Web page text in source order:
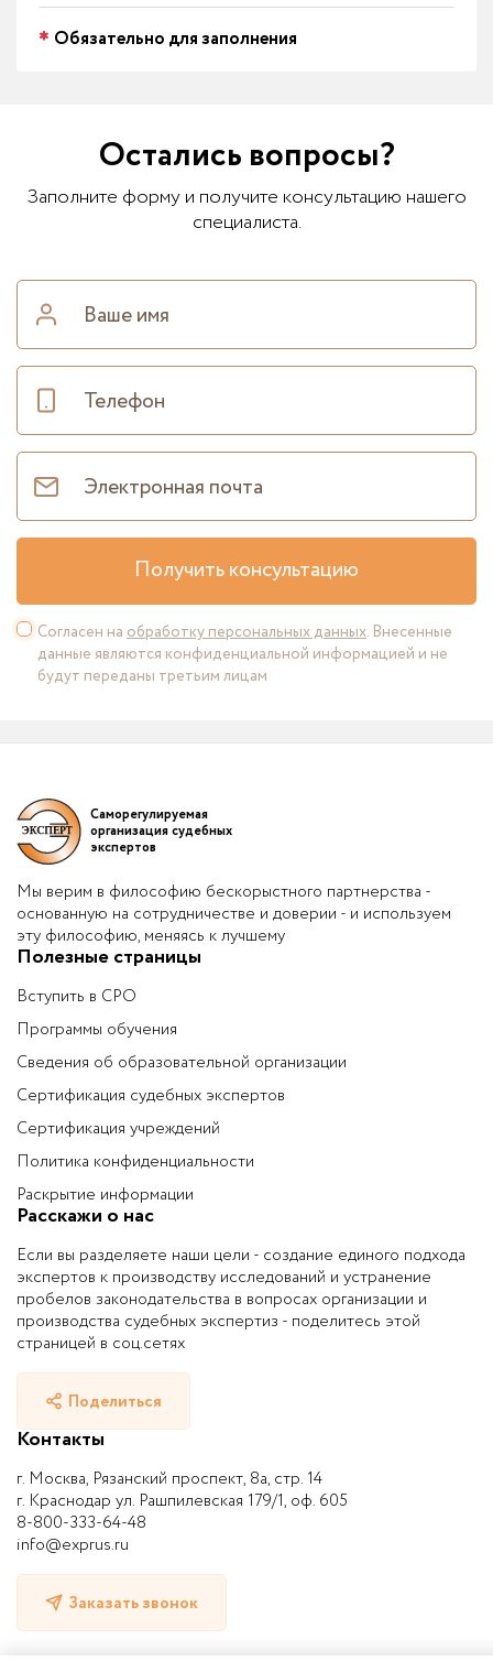
Обязательно для заполнения
Остались вопросы?
Заполните форму и получите консультацию нашего
специалиста.
Получить консультацию
Согласен на обработку персональных данных. Внесенные
данные являются конфиденциальной информацией и не
будут переданы третьим лицам
Саморегулируемая
организация судебных
экспертов
Мы верим в философию бескорыстного партнерства -
основанную на сотрудничестве и доверии - и используем
эту философию, меняясь к лучшему
Полезные страницы
Вступить в СРО
Программы обучения
Сведения об образовательной организации
Сертификация судебных экспертов
Сертификация учреждений
Политика конфиденциальности
Раскрытие информации
Расскажи о нас
Если вы разделяете наши цели - создание единого подхода
экспертов к производству исследований и устранение
пробелов законодательства в вопросах организации и
производства судебных экспертиз - поделитесь этой
страницей в соц.сетях
Поделиться
Контакты
г. Москва, Рязанский проспект, 8а, стр. 14
г. Краснодар ул. Рашпилевская 179/1, оф. 605
8-800-333-64-48
info@exprus.ru
Заказать звонок